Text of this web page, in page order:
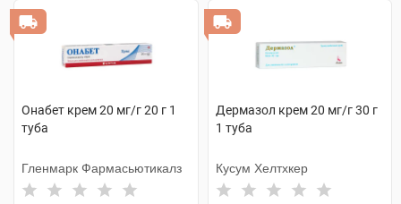
Онабет крем 20 мг/г 20 г 1
туба
Гленмарк Фармасьютикалз
Дермазол крем 20 мг/г 30 г
1 туба
Кусум Хелтхкер